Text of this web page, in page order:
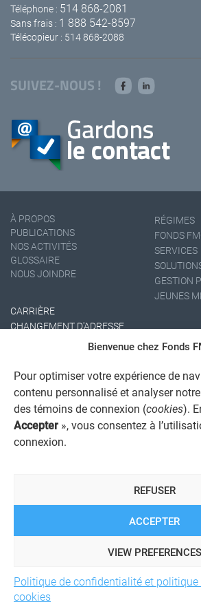
Bienvenue chez Fonds
Pour optimiser votre expérience de
contenu personnalisé et analyser
des témoins de connexion (cookies).
Accepter », vous consentez à
connexion.
ACCEPTER
REFUSER
VIEW PREFERENCES
Politique de confidentialité et politique
cookies
Téléphone : 514 868-2081
Sans frais : 1 888 542-8597
Télécopieur : 514 868-2088
SUIVEZ-NOUS !
À PROPOS
PUBLICATIONS
NOS ACTIVITÉS
GLOSSAIRE
NOUS JOINDRE
RÉGIMES
FONDS
SERVICES
GESTION
JEUNES
CARRIÈRE
CHANGEMENT D'ADRESSE
AVIS JURIDIQUE GÉNÉRAL
POLITIQUE DE TRAITEMENT DES PLAINTES
REGISTRE DES CONFLITS D'INTÉRÊTS
© 2026 Société de services financiers Fonds
droits réservés.